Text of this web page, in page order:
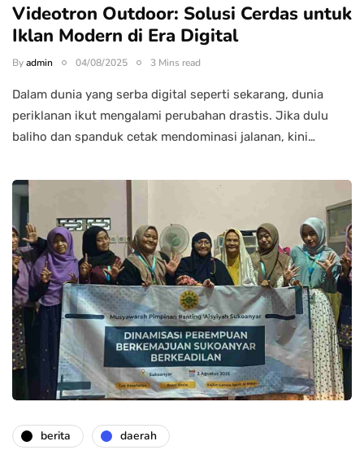
Videotron Outdoor: Solusi Cerdas untuk
Iklan Modern di Era Digital
Byadmin 04/08/2025 3 Mins read
Dalam dunia yang serba digital seperti sekarang, dunia
periklanan ikut mengalami perubahan drastis. Jika dulu
baliho dan spanduk cetak mendominasi jalanan, kini…
berita daerah